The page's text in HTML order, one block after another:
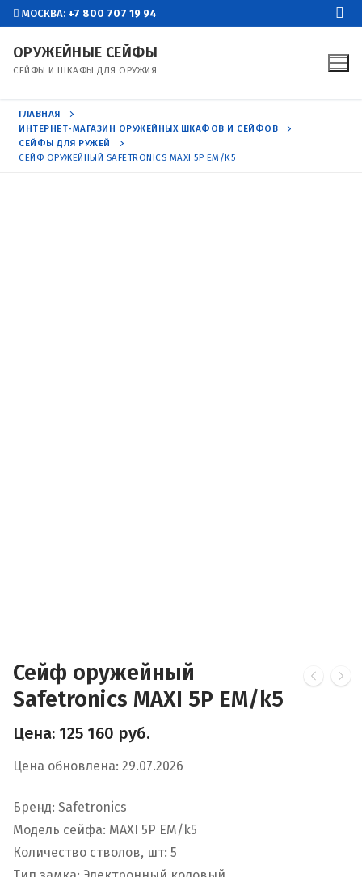
Перейти
содержимому
МОСКВА: +7 800 707 19 94
ОРУЖЕЙНЫЕ СЕЙФЫ
СЕЙФЫ И ШКАФЫ ДЛЯ ОРУЖИЯ
ГЛАВНАЯ
ИНТЕРНЕТ-МАГАЗИН ОРУЖЕЙНЫХ ШКАФОВ И СЕЙФОВ
СЕЙФЫ ДЛЯ РУЖЕЙ
СЕЙФ ОРУЖЕЙНЫЙ SAFETRONICS MAXI 5P EM/K5
Сейф оружейный
Safetronics MAXI 5P EM/k5
Цена: 125 160 руб.
Цена обновлена: 29.07.2026
Бренд: Safetronics
Модель сейфа: MAXI 5P EM/k5
Количество стволов, шт: 5